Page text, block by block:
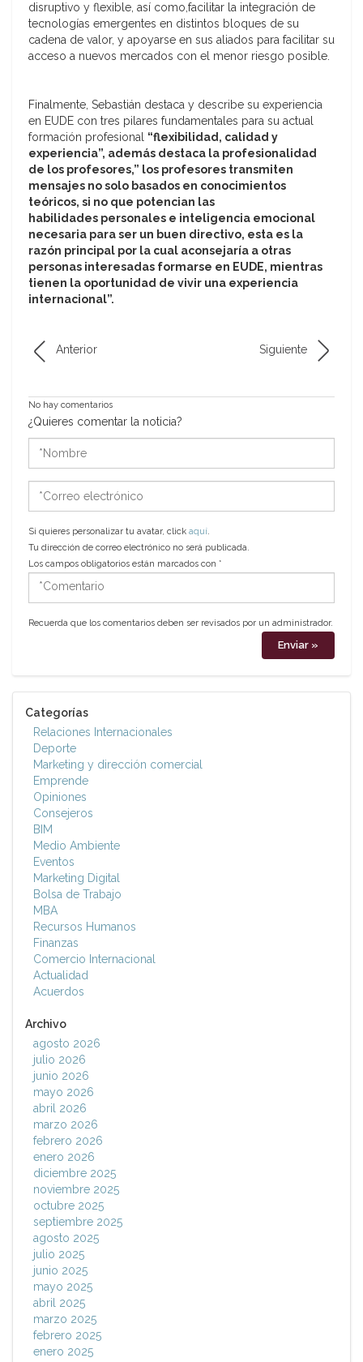
disruptivo y flexible, así como,facilitar la integración de
tecnologías emergentes en distintos bloques de su
cadena de valor, y apoyarse en sus aliados para facilitar su
acceso a nuevos mercados con el menor riesgo posible.
Finalmente, Sebastián destaca y describe su experiencia
en EUDE con tres pilares fundamentales para su actual
formación profesional “flexibilidad, calidad y
experiencia”, además destaca la profesionalidad
de los profesores,” los profesores transmiten
mensajes no solo basados en conocimientos
teóricos, si no que potencian las
habilidades personales e inteligencia emocional
necesaria para ser un buen directivo, esta es la
razón principal por la cual aconsejaría a otras
personas interesadas formarse en EUDE, mientras
tienen la oportunidad de vivir una experiencia
internacional”.
Anterior Siguiente
No hay comentarios
¿Quieres comentar la noticia?
*Nombre
*Correo
electrónico
Si quieres personalizar tu avatar, click aquí.
Tu dirección de correo electrónico no será publicada.
Los campos obligatorios están marcados con *
*Comentario
Recuerda que los comentarios deben ser revisados por un administrador.
Categorías
Relaciones Internacionales
Deporte
Marketing y dirección comercial
Emprende
Opiniones
Consejeros
BIM
Medio Ambiente
Eventos
Marketing Digital
Bolsa de Trabajo
MBA
Recursos Humanos
Finanzas
Comercio Internacional
Actualidad
Acuerdos
Archivo
agosto 2026
julio 2026
junio 2026
mayo 2026
abril 2026
marzo 2026
febrero 2026
enero 2026
diciembre 2025
noviembre 2025
octubre 2025
septiembre 2025
agosto 2025
julio 2025
junio 2025
mayo 2025
abril 2025
marzo 2025
febrero 2025
enero 2025